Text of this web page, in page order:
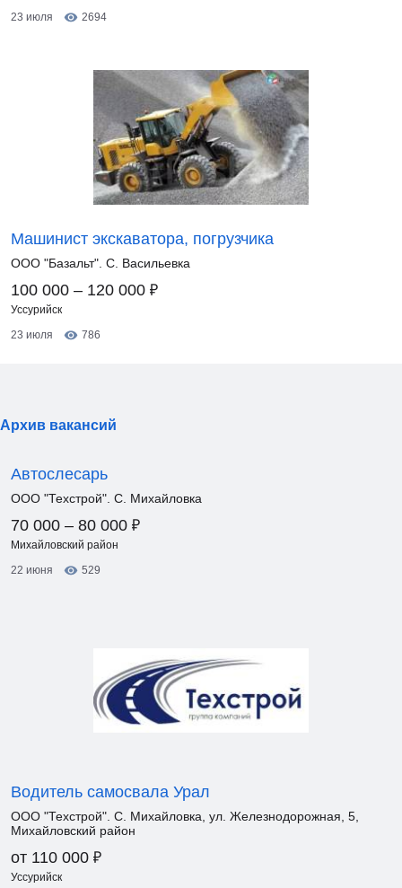
23 июля
2694
Машинист экскаватора, погрузчика
ООО "Базальт". С. Васильевка
100 000 – 120 000 ₽
Уссурийск
23 июля
786
Архив вакансий
Автослесарь
ООО "Техстрой". С. Михайловка
70 000 – 80 000 ₽
Михайловский район
22 июня
529
Водитель самосвала Урал
ООО "Техстрой". С. Михайловка, ул. Железнодорожная, 5,
Михайловский район
от 110 000 ₽
Уссурийск